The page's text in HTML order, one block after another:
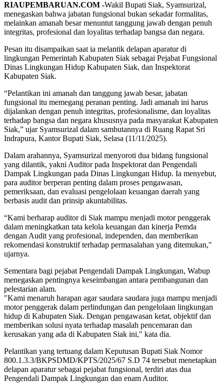
RIAUPEMBARUAN.COM -Wakil Bupati Siak, Syamsurizal,
menegaskan bahwa jabatan fungsional bukan sekadar formalitas,
melainkan amanah besar menuntut tanggung jawab dengan penuh
integritas, profesional dan loyalitas terhadap bangsa dan negara.
Pesan itu disampaikan saat ia melantik delapan aparatur di
lingkungan Pemerintah Kabupaten Siak sebagai Pejabat Fungsional
Dinas Lingkungan Hidup Kabupaten Siak, dan Inspektorat
Kabupaten Siak.
“Pelantikan ini amanah dan tanggung jawab besar, jabatan
fungsional itu memegang peranan penting. Jadi amanah ini harus
dijalankan dengan penuh integritas, profesionalisme, dan loyalitas
terhadap bangsa dan negara khususnya pada masyarakat Kabupaten
Siak,” ujar Syamsurizal dalam sambutannya di Ruang Rapat Sri
Indrapura, Kantor Bupati Siak, Selasa (11/11/2025).
Dalam arahannya, Syamsurizal menyoroti dua bidang fungsional
yang dilantik, yakni Auditor pada Inspektorat dan Pengendali
Dampak Lingkungan pada Dinas Lingkungan Hidup. Ia menyebut,
para auditor berperan penting dalam proses pengawasan,
pemeriksaan, dan evaluasi pengelolaan keuangan daerah yang
berbasis audit dan prinsip akuntabilitas.
“Kami berharap auditor di Siak mampu menjadi motor penggerak
dalam meningkatkan tata kelola keuangan dan kinerja Pemda
dengan Audit yang profesional, independen, dan memberikan
rekomendasi konstruktif terhadap permasalahan yang ditemukan,"
ujarnya.
Sementara bagi pejabat Pengendali Dampak Lingkungan, Wabup
menegaskan pentingnya keseimbangan antara pembangunan dan
pelestarian alam.
"Kami menaruh harapan agar saudara saudara juga mampu menjadi
motor penggerak dalam perlindungan dan pengelolaan lingkungan
hidup di Kabupaten Siak. Dengan pengawasan ketat, objektif dan
memberikan solusi nyata terhadap masalah pencemaran dan
kerusakan yang ada di Kabupaten Siak ini," kata dia.
Pelantikan yang tertuang dalam Keputusan Bupati Siak Nomor
800.1.3.3/BKPSDMD/KPTS/2025/67 S.D 74 tersebut menetapkan
delapan aparatur sebagai pejabat fungsional, terdiri atas dua
Pengendali Dampak Lingkungan dan enam Auditor.